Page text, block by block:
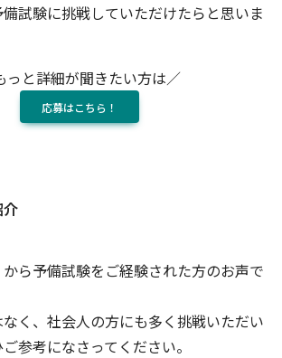
試験に挑戦していただけたらと思いま
っと詳細が聞きたい方は／
応募はこちら！
から予備試験をご経験された方のお声で
く、社会人の方にも多く挑戦いただい
参考になさってください。